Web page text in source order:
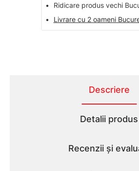
•
Ridicare produs vechi
•
Livrare cu 2 oameni
Descriere
Detalii produs
Recenzii și